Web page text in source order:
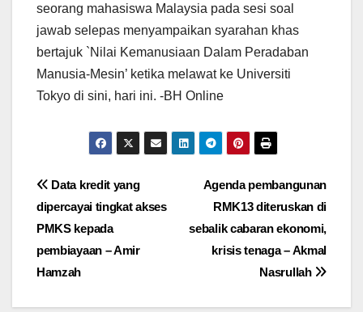
seorang mahasiswa Malaysia pada sesi soal
jawab selepas menyampaikan syarahan khas
bertajuk `Nilai Kemanusiaan Dalam Peradaban
Manusia-Mesin’ ketika melawat ke Universiti
Tokyo di sini, hari ini. -BH Online
Post
navigation
Agenda pembangunan
RMK13 diteruskan di
sebalik cabaran ekonomi,
krisis tenaga – Akmal
Nasrullah
Data kredit yang
dipercayai tingkat akses
PMKS kepada
pembiayaan – Amir
Hamzah